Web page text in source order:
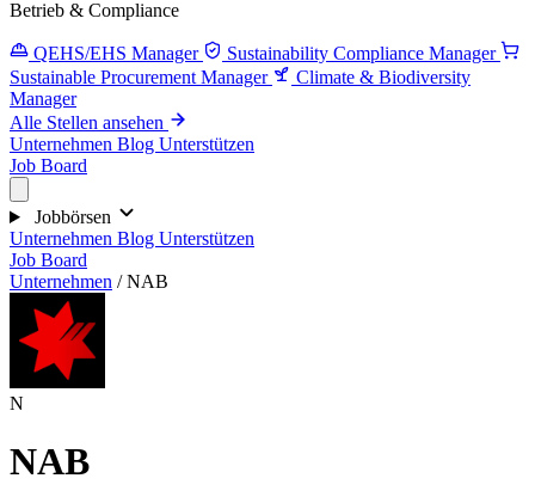
Betrieb & Compliance
QEHS/EHS Manager
Sustainability Compliance Manager
Sustainable Procurement Manager
Climate & Biodiversity
Manager
Alle Stellen ansehen
Unternehmen Blog Unterstützen
Job Board
Jobbörsen
Unternehmen Blog Unterstützen
Job Board
Unternehmen / NAB
N
NAB